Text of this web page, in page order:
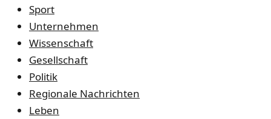
Sport
Unternehmen
Wissenschaft
Gesellschaft
Politik
Regionale Nachrichten
Leben